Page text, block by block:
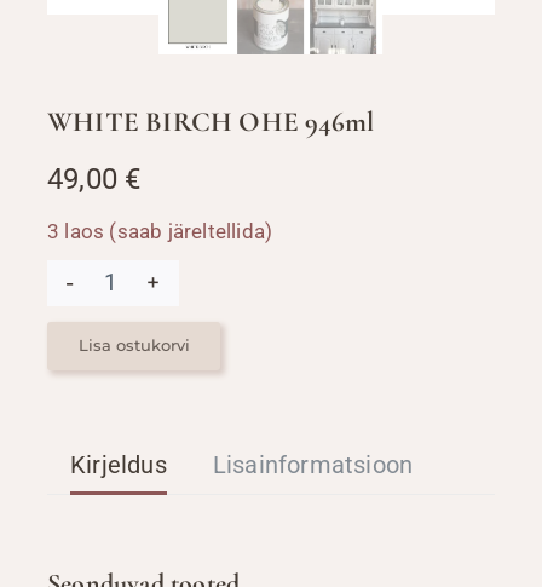
WHITE BIRCH OHE 946ml
49,00 €
3 laos (saab järeltellida)
WHITE
BIRCH
OHE
946ml
kogus
Lisa ostukorvi
Kirjeldus Lisainformatsioon